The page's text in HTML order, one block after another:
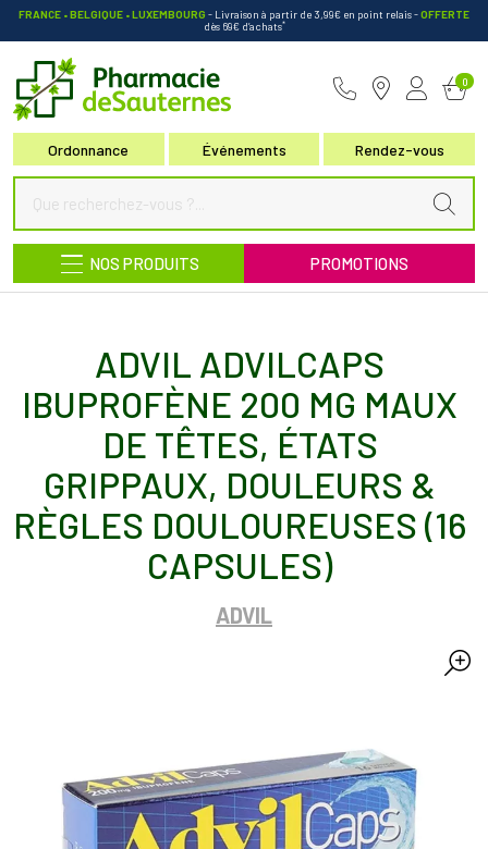
FRANCE • BELGIQUE • LUXEMBOURG - Livraison à partir de 3,99€ en point relais-OFFERTE
dès 69€ d’achats*
Ordonnance Événements Rendez-vous
0
NOS PRODUITS PROMOTIONS
ADVIL ADVILCAPS
IBUPROFÈNE 200 MG MAUX
DE TÊTES, ÉTATS
GRIPPAUX, DOULEURS &
RÈGLES DOULOUREUSES (16
CAPSULES)
ADVIL